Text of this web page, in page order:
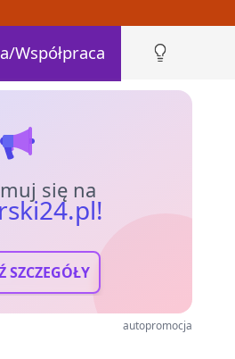
Współpraca
się na
SZCZEGÓŁY
autopromocja